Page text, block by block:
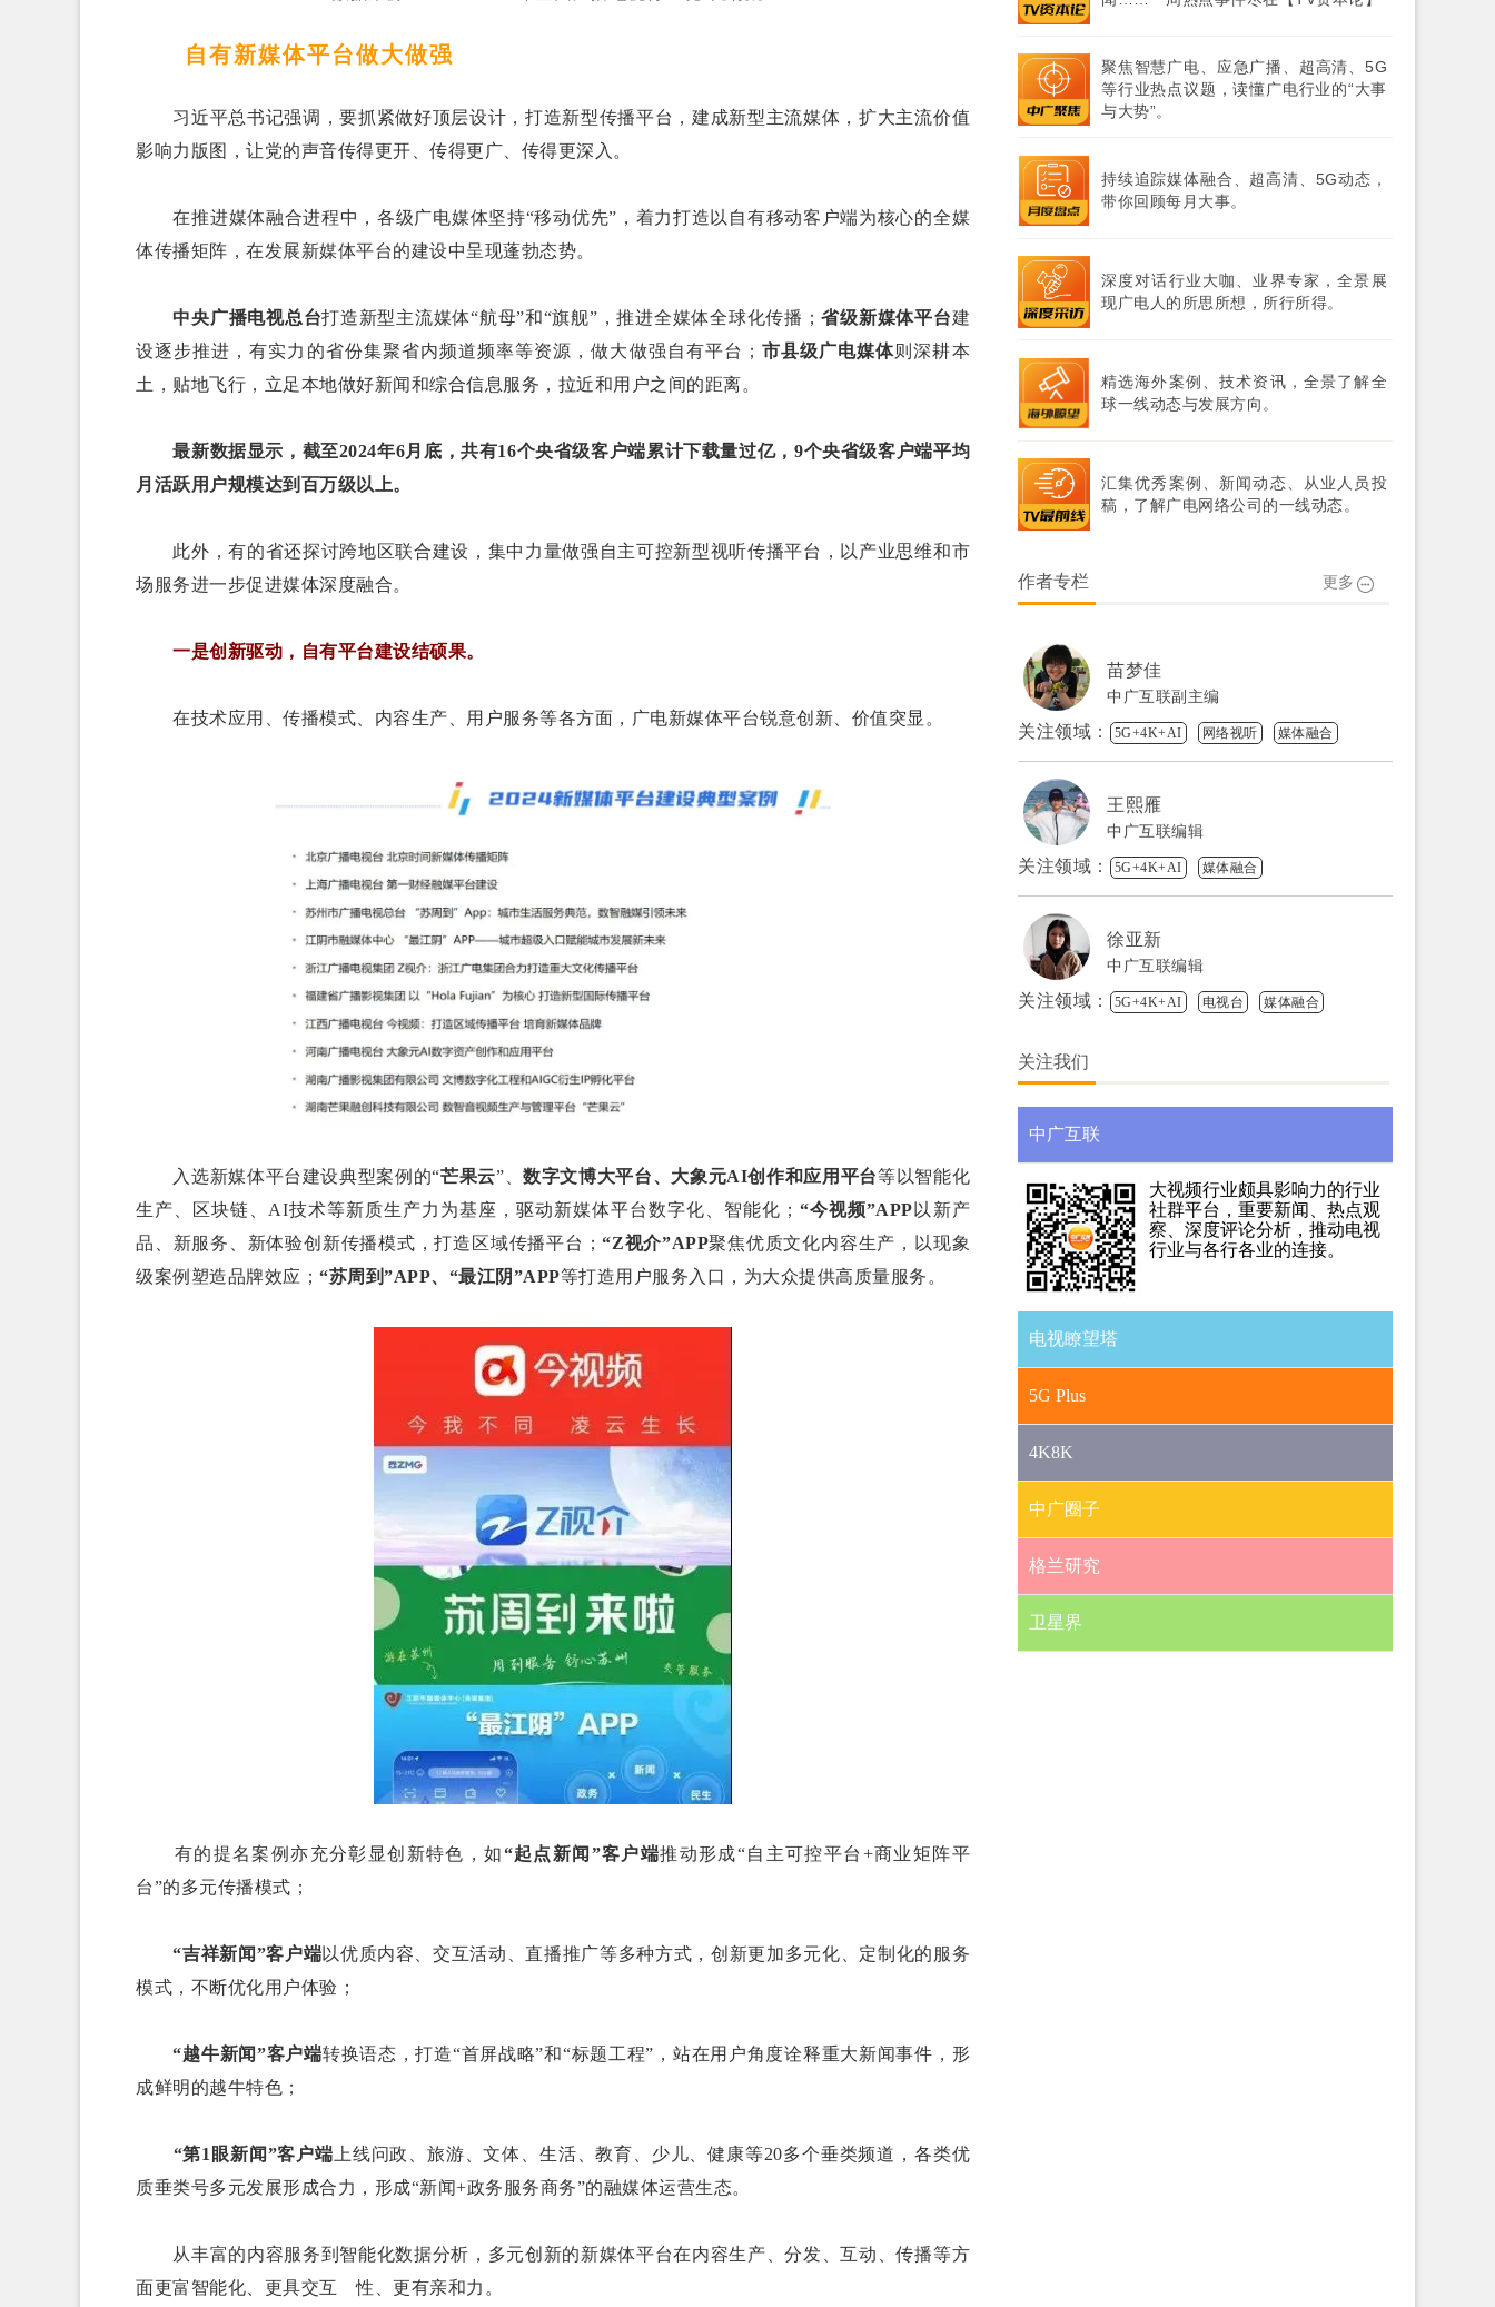
自有新媒体平台做大做强
习近平总书记强调，要抓紧做好顶层设计，打造新型传播平台，建成新型主流媒体，扩大主流价值
影响力版图，让党的声音传得更开、传得更广、传得更深入。
在推进媒体融合进程中，各级广电媒体坚持“移动优先”，着力打造以自有移动客户端为核心的全媒
体传播矩阵，在发展新媒体平台的建设中呈现蓬勃态势。
中央广播电视总台打造新型主流媒体“航母”和“旗舰”，推进全媒体全球化传播；省级新媒体平台建
设逐步推进，有实力的省份集聚省内频道频率等资源，做大做强自有平台； 市县级广电媒体则深耕本
土，贴地飞行，立足本地做好新闻和综合信息服务，拉近和用户之间的距离。
最新数据显示，截至2024年6月底，共有16个央省级客户端累计下载量过亿，9个央省级客户端平均
月活跃用户规模达到百万级以上。
此外，有的省还探讨跨地区联合建设，集中力量做强自主可控新型视听传播平台，以产业思维和市
场服务进一步促进媒体深度融合。
一是创新驱动，自有平台建设结硕果。
在技术应用、传播模式、内容生产、用户服务等各方面，广电新媒体平台锐意创新、价值突显。
入选新媒体平台建设典型案例的“芒果云”、数字文博大平台、大象元AI创作和应用平台等以智能化
生产、区块链、AI技术等新质生产力为基座，驱动新媒体平台数字化、智能化； “今视频”APP 以新产
品、新服务、新体验创新传播模式，打造区域传播平台；“Z视介”APP聚焦优质文化内容生产，以现象
级案例塑造品牌效应； “苏周到”APP、“最江阴”APP等打造用户服务入口，为大众提供高质量服务。
有的提名案例亦充分彰显创新特色，如“起点新闻”客户端推动形成“自主可控平台+商业矩阵平
台”的多元传播模式；
“吉祥新闻”客户端以优质内容、交互活动、直播推广等多种方式，创新更加多元化、定制化的服务
模式，不断优化用户体验；
“越牛新闻”客户端转换语态，打造“首屏战略”和“标题工程”，站在用户角度诠释重大新闻事件，形
成鲜明的越牛特色；
“第1眼新闻”客户端 上线问政、旅游、文体、生活、教育、少儿、健康等20多个垂类频道，各类优
质垂类号多元发展形成合力，形成“新闻+政务服务商务”的融媒体运营生态。
从丰富的内容服务到智能化数据分析，多元创新的新媒体平台在内容生产、分发、互动、传播等方
面更富智能化、更具交互 性、更有亲和力。
聚焦智慧广电、应急广播、超高清、5G
等行业热点议题，读懂广电行业的“大事
与大势”。
持续追踪媒体融合、超高清、5G动态，
带你回顾每月大事。
深度对话行业大咖、业界专家，全景展
现广电人的所思所想，所行所得。
精选海外案例、技术资讯，全景了解全
球一线动态与发展方向。
汇集优秀案例、新闻动态、从业人员投
稿，了解广电网络公司的一线动态。
作者专栏 更多
苗梦佳
中广互联副主编
关注领域： 5G+4K+AI 网络视听 媒体融合
王熙雁
中广互联编辑
关注领域： 5G+4K+AI 媒体融合
徐亚新
中广互联编辑
关注领域： 5G+4K+AI 电视台 媒体融合
关注我们
中广互联
大视频行业颇具影响力的行业
社群平台，重要新闻、热点观
察、深度评论分析，推动电视
行业与各行各业的连接。
电视瞭望塔
5G Plus
4K8K
中广圈子
格兰研究
卫星界